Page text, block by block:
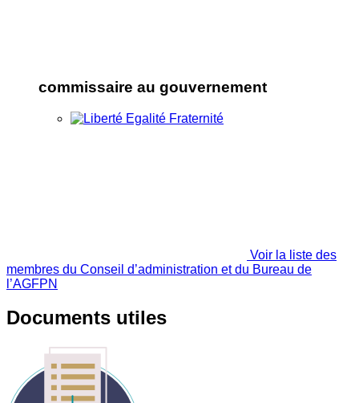
commissaire au gouvernement
Voir la liste des
membres du Conseil d’administration et du Bureau de
l’AGFPN
Documents utiles